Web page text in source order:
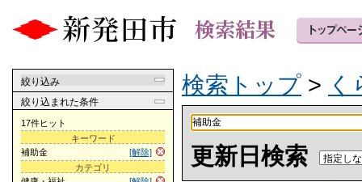
絞り込み
絞り込まれた条件
17件ヒット
キーワード
[解除]
補助金
カテゴリ
検索トップ > く
更新日検索